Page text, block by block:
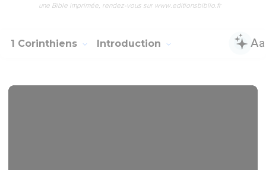
une Bible imprimée, rendez-vous sur www.editionsbiblio.fr
1 Corinthiens Introduction